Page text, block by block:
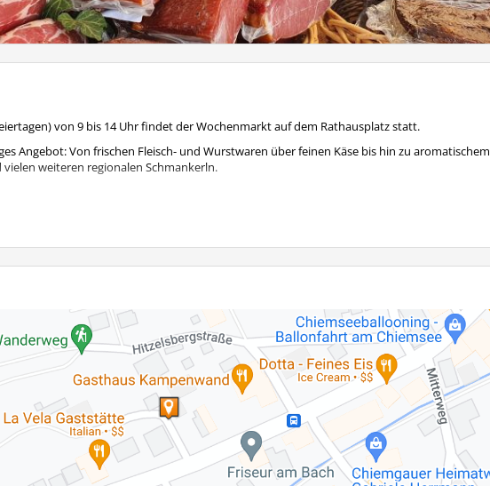
von 9 bis 14 Uhr findet der Wochenmarkt auf dem Rathausplatz statt.
Angebot: Von frischen Fleisch- und Wurstwaren über feinen Käse bis hin zu aromatischem
weiteren regionalen Schmankerln.
Tel. 08051 9009139